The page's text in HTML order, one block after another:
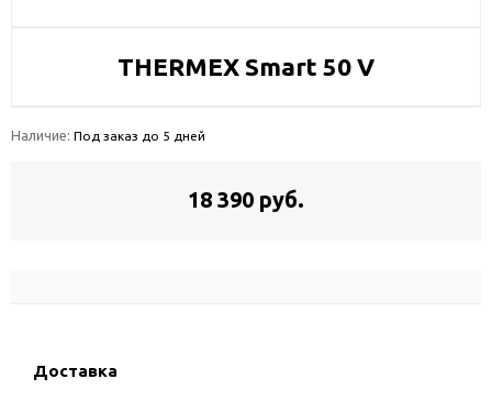
THERMEX Smart 50 V
Наличие: Под заказ до 5 дней
18 390 руб.
Доставка